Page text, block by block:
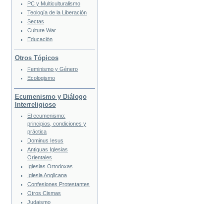
PC y Multiculturalismo
Teología de la Liberación
Sectas
Culture War
Educación
Otros Tópicos
Feminismo y Género
Ecologismo
Ecumenismo y Diálogo
Interreligioso
El ecumenismo:
principios, condiciones y
práctica
Dominus Iesus
Antiguas Iglesias
Orientales
Iglesias Ortodoxas
Iglesia Anglicana
Confesiones Protestantes
Otros Cismas
Judaismo